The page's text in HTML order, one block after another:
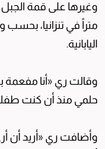
متراً في تنزانيا، بحسب
اليابانية.
وقالت ري «أنا مفعمة
حلمي منذ أن كنت
وأضافت ري «أريد أن